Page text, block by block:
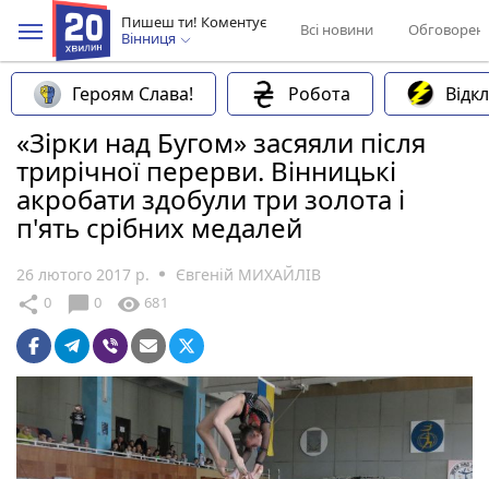
Пишеш ти! Коментує
Вінниця
Всі новини
Героям Слава! Робота
«Зірки над Бугом» засяяли після
трирічної перерви. Вінницькі
акробати здобули три золота і
п'ять срібних медалей
26 лютого 2017 р. Євгеній МИХАЙЛІВ
share 0 chat_bubble 0 visibility 681